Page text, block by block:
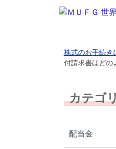
株式のお手続き
付請求書はどの
カテゴ
配当金